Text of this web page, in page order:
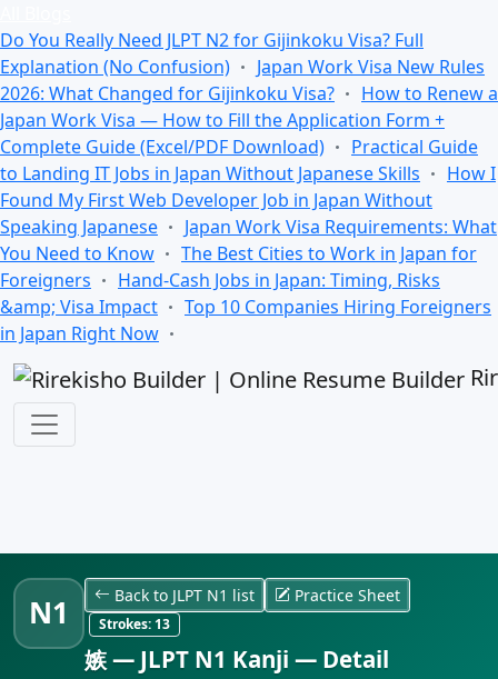
Do You Really Need JLPT N2 for Gijinkoku Visa? Full
Explanation (No Confusion)
Japan Work Visa New Rules
2026: What Changed for Gijinkoku Visa?
How to Renew a
Japan Work Visa — How to Fill the Application Form +
Complete Guide (Excel/PDF Download)
Practical Guide
to Landing IT Jobs in Japan Without Japanese Skills
How I
Found My First Web Developer Job in Japan Without
Speaking Japanese
Japan Work Visa Requirements: What
You Need to Know
The Best Cities to Work in Japan for
Foreigners
Hand-Cash Jobs in Japan: Timing, Risks
&amp; Visa Impact
Top 10 Companies Hiring Foreigners
in Japan Right Now
N1 Back to JLPT N1 list Practice Sheet
Strokes:13
嫉 — JLPT N1 Kanji — Detail